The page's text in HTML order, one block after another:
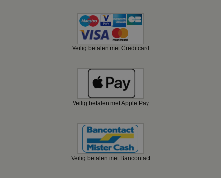
Veilig betalen met Creditcard
Veilig betalen met Apple Pay
Veilig betalen met Bancontact